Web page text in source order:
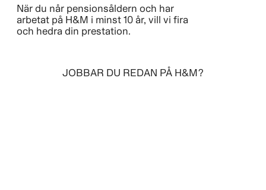
När du når pensionsåldern och har
arbetat på H&M i minst 10 år, vill vi fira
och hedra din prestation.
JOBBAR DU REDAN PÅ H&M?